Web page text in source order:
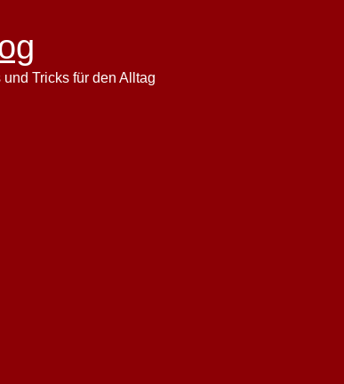
Tricks für den Alltag